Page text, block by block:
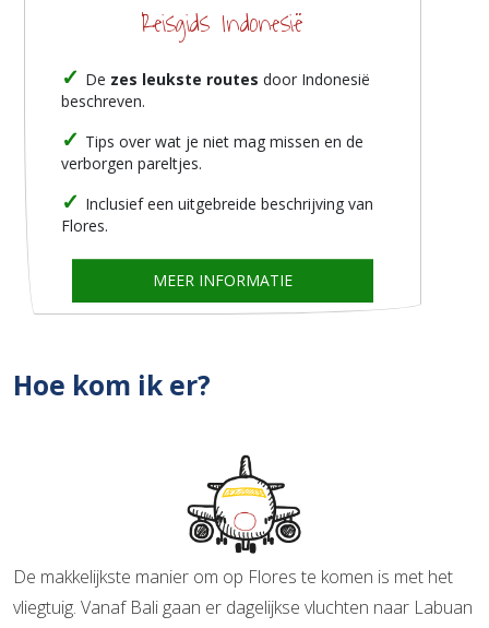
Reisgids Indonesië
De zes leukste routes door Indonesië
beschreven.
Tips over wat je niet mag missen en de
verborgen pareltjes.
Inclusief een uitgebreide beschrijving van
Flores.
MEER INFORMATIE
Hoe kom ik er?
De makkelijkste manier om op Flores te komen is met het
vliegtuig. Vanaf Bali gaan er dagelijkse vluchten naar Labuan